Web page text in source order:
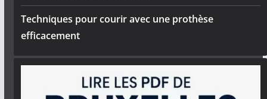
Techniques pour courir avec une prothèse
efficacement